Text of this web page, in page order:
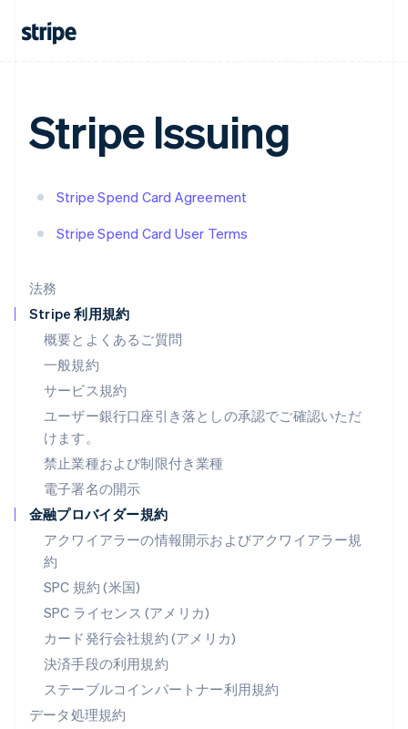
法務
Stripe 利用規約
概要とよくあるご質問
一般規約
サービス規約
ユーザー銀行口座引き落としの承認でご確認いただ
けます。
禁止業種および制限付き業種
電子署名の開示
金融プロバイダー規約
アクワイアラーの情報開示およびアクワイアラー規
約
SPC 規約 (米国)
SPC ライセンス (アメリカ)
カード発行会社規約 (アメリカ)
決済手段の利用規約
ステーブルコインパートナー利用規約
データ処理規約
Stripe Issuing
Stripe Spend Card Agreement
Stripe Spend Card User Terms
スウェーデン
スロバキア
English
スロベニア
ไทย English
English
DeutschEnglish
ニュージーランド
English
ノルウェー
English
ハンガリー
フィンランド
EnglishSvenska
ブラジル
フランス
Français English
ブルガリア
ベルギー
Nederlands FrançaisDeutschEnglish
ポーランド
English
ポルトガル
Português English
English